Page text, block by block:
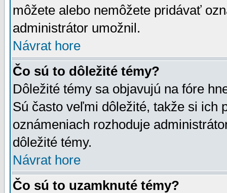
môžete alebo nemôžete pridávať
administrátor umožnil.
Návrat hore
Čo sú to dôležité témy?
Dôležité témy sa objavujú na fóre
Sú často veľmi dôležité, takže si ich
oznámeniach rozhoduje
dôležité témy.
Návrat hore
Čo sú to uzamknuté témy?